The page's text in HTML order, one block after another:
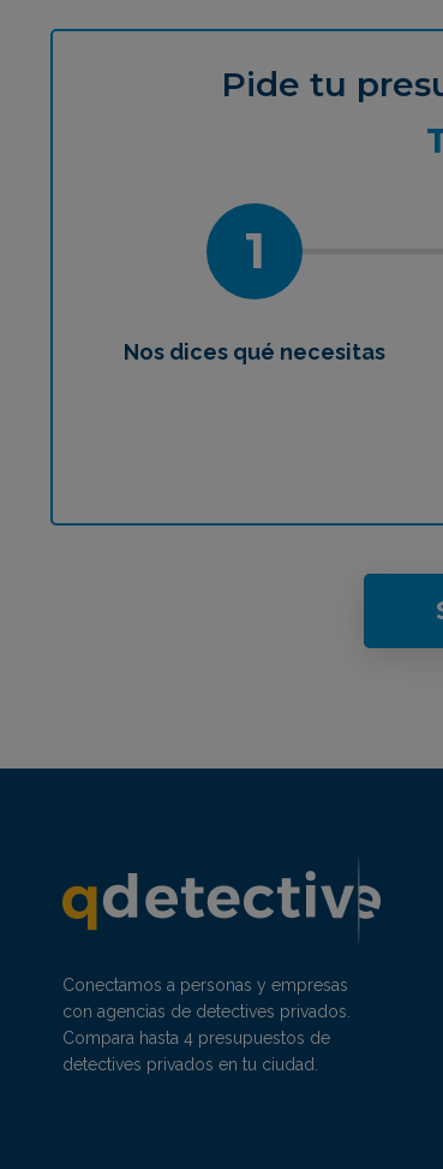
Pide tu
1
Nos dices qué necesitas
Conectamos a personas y empresas
con agencias de detectives privados.
Compara hasta 4 presupuestos de
detectives privados en tu ciudad.